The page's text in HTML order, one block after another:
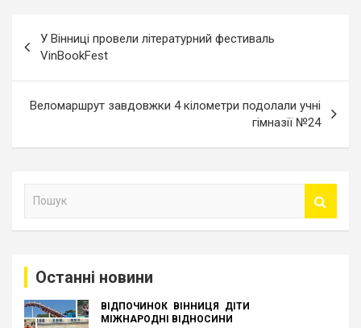
записів
У Вінниці провели літературний фестиваль
VinBookFest
Веломаршрут завдовжки 4 кілометри подолали учні
гімназії №24
Останні новини
ВІДПОЧИНОК ВІННИЦЯ
ДІТИ
МІЖНАРОДНІ ВІДНОСИНИ